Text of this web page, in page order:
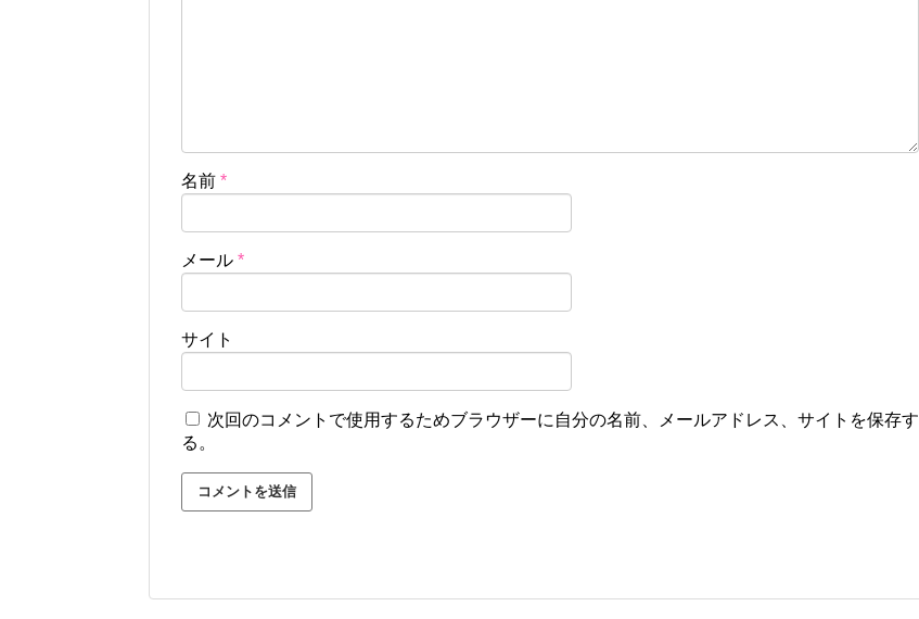
名前 *
メール *
サイト
次回のコメントで使用するためブラウザーに自分の名前、メールアドレス、サイトを保存す
る。